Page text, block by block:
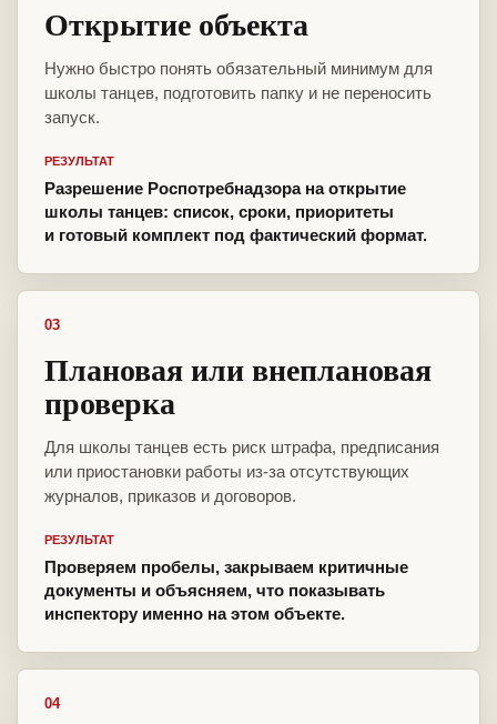
Открытие объекта
Нужно быстро понять обязательный минимум для
школы танцев, подготовить папку и не переносить
запуск.
РЕЗУЛЬТАТ
Разрешение Роспотребнадзора на открытие
школы танцев: список, сроки, приоритеты
и готовый комплект под фактический формат.
03
Плановая или внеплановая
проверка
Для школы танцев есть риск штрафа, предписания
или приостановки работы из-за отсутствующих
журналов, приказов и договоров.
РЕЗУЛЬТАТ
Проверяем пробелы, закрываем критичные
документы и объясняем, что показывать
инспектору именно на этом объекте.
04